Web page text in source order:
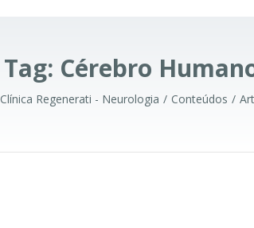
Tag: Cérebro
Clínica Regenerati - Neurologia Conteúdos